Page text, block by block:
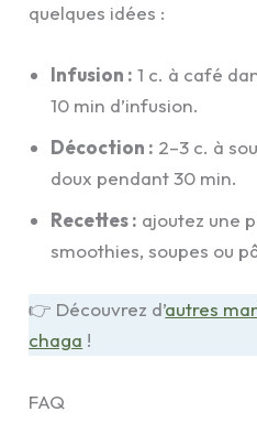
quelques idées :
Infusion : 1 c. à café
10 min d’infusion.
Décoction : 2–3 c. à
doux pendant 30 min.
Recettes : ajoutez une
smoothies, soupes ou
👉 Découvrez d’autres
chaga !
FAQ